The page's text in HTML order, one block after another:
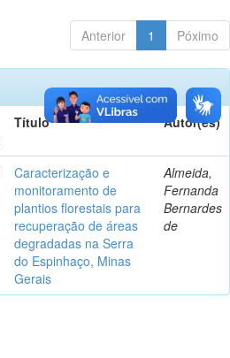
Anterior 1 Póximo
Título Autor(es)
Caracterização e
monitoramento de
plantios florestais para
recuperação de áreas
degradadas na Serra
do Espinhaço, Minas
Gerais
Almeida,
Fernanda
Bernardes
de